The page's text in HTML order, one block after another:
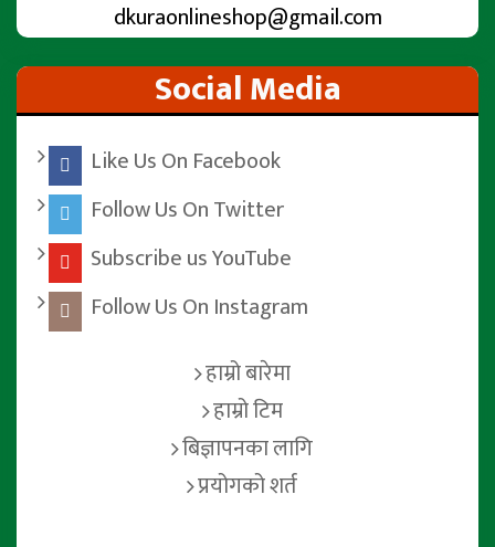
dkuraonlineshop@gmail.com
Social Media
Like Us On Facebook
Follow Us On Twitter
Subscribe us YouTube
Follow Us On Instagram
हाम्रो बारेमा
हाम्रो टिम
बिज्ञापनका लागि
प्रयोगको शर्त